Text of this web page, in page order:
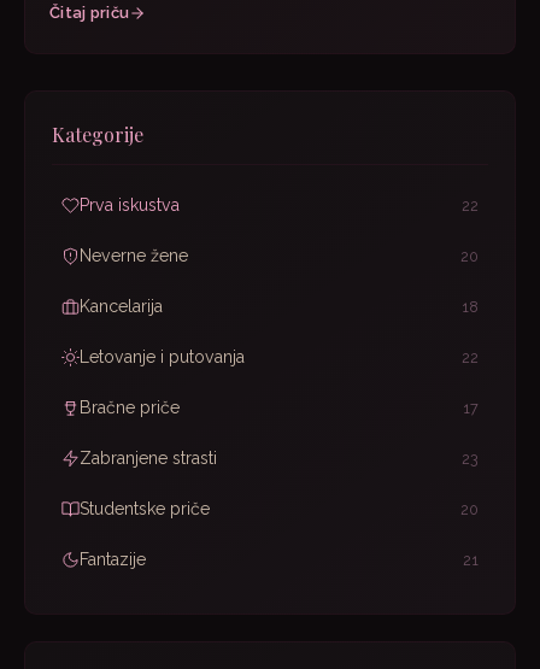
Čitaj priču
Kategorije
Prva iskustva 22
Neverne žene 20
Kancelarija 18
Letovanje i putovanja 22
Bračne priče 17
Zabranjene strasti 23
Studentske priče 20
Fantazije 21